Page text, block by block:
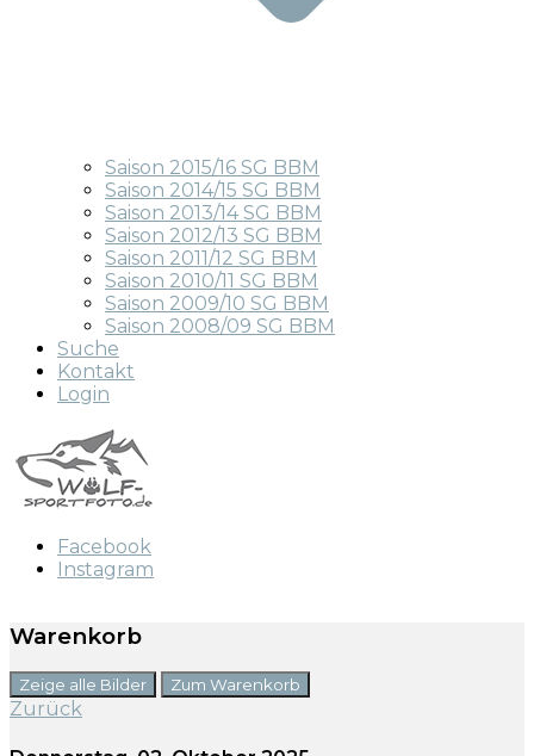
Saison 2015/16 SG BBM
Saison 2014/15 SG BBM
Saison 2013/14 SG BBM
Saison 2012/13 SG BBM
Saison 2011/12 SG BBM
Saison 2010/11 SG BBM
Saison 2009/10 SG BBM
Saison 2008/09 SG BBM
Suche
Kontakt
Login
Facebook
Instagram
Warenkorb
Zeige alle Bilder Zum Warenkorb
Zurück